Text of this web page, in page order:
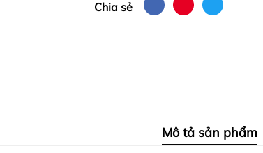
Chia sẻ
Mô tả sản phẩm